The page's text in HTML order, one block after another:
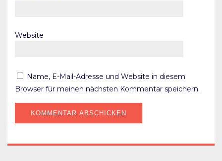
Website
Name, E-Mail-Adresse und Website in diesem
Browser für meinen nächsten Kommentar speichern.